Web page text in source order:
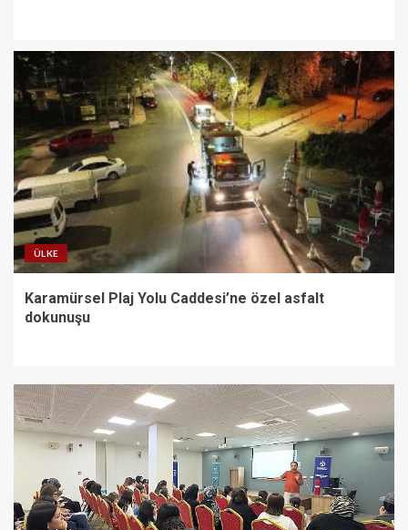
5
Cansever ‘Güvenebileceğim Üç
İnsandan Biri’ Demişti: Mahmut
Görgen’den Cansever’e
Duygusal Veda
ÜLKE
Karamürsel Plaj Yolu Caddesi’ne özel asfalt
dokunuşu